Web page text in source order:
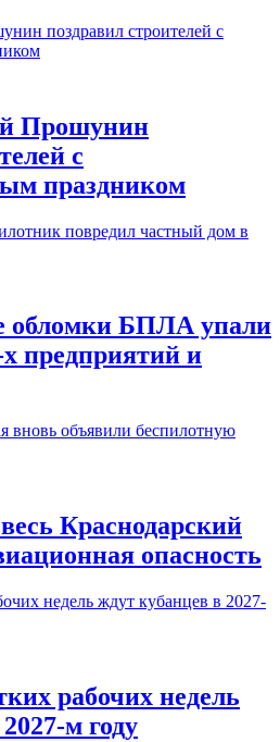
Прошунин
с
праздником
обломки БПЛА упали
предприятий и
Краснодарский
опасность
рабочих недель
м году